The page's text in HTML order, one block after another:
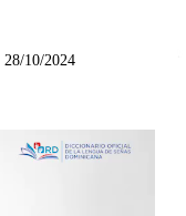
28/10/2024